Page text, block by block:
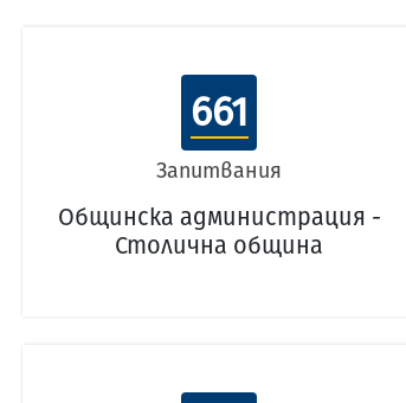
661
Запитвания
Общинска администрация -
Столична община